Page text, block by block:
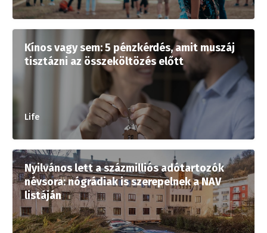
Kínos vagy sem: 5 pénzkérdés, amit muszáj
tisztázni az összeköltözés előtt
Life
Nyilvános lett a százmilliós adótartozók
névsora: nógrádiak is szerepelnek a NAV
listáján